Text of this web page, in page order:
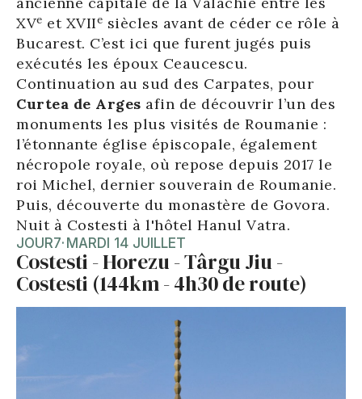
XVe et XVIIe siècles avant de céder ce rôle à
Bucarest. C’est ici que furent jugés puis
exécutés les époux Ceaucescu.
Continuation au sud des Carpates, pour
Curtea de Arges afin de découvrir l’un des
monuments les plus visités de Roumanie :
l’étonnante église épiscopale, également
nécropole royale, où repose depuis 2017 le
roi Michel, dernier souverain de Roumanie.
Puis, découverte du monastère de Govora.
Nuit à Costesti à l'hôtel Hanul Vatra.
JOUR7· MARDI 14 JUILLET
Costesti - Horezu - Târgu Jiu -
Costesti (144km - 4h30 de route)